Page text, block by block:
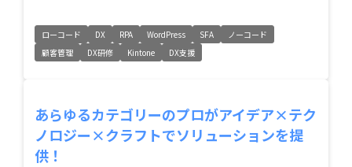
ローコード DX RPA WordPress SFA
ノーコード
顧客管理
DX研修 Kintone DX支援
あらゆるカテゴリーのプロがアイデア×テク
ノロジー×クラフトでソリューションを提
供！